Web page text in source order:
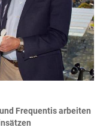
Frequentis arbeiten